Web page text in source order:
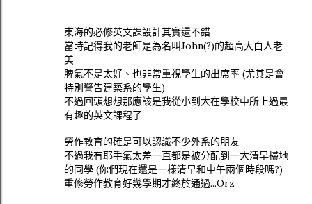
東海的必修英文課設計其實還不錯
當時記得我的老師是為名叫John(?)的超高大白人老
美
脾氣不是太好、也非常重視學生的出席率 (尤其是會
特別警告建築系的學生)
不過回頭想想那應該是我從小到大在學校中所上過最
有趣的英文課程了
勞作教育的確是可以認識不少外系的朋友
不過我有耶手氣太差一直都是被分配到一大清早掃地
的同學 (你們現在還是一樣清早和中午兩個時段嗎?)
重修勞作教育好幾學期才終於通過...Orz